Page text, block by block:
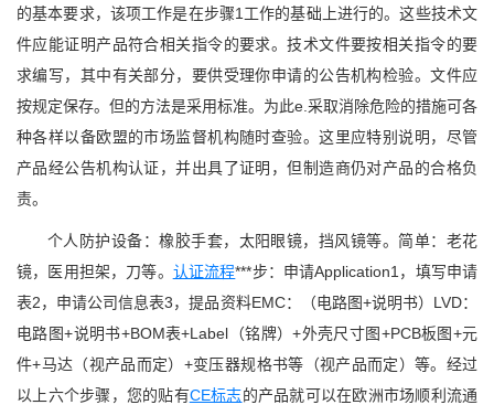
的基本要求，该项工作是在步骤1工作的基础上进行的。这些技术文
件应能证明产品符合相关指令的要求。技术文件要按相关指令的要
求编写，其中有关部分，要供受理你申请的公告机构检验。文件应
按规定保存。但的方法是采用标准。为此e.采取消除危险的措施可各
种各样以备欧盟的市场监督机构随时查验。这里应特别说明，尽管
产品经公告机构认证，并出具了证明，但制造商仍对产品的合格负
责。
个人防护设备：橡胶手套，太阳眼镜，挡风镜等。简单：老花
镜，医用担架，刀等。 认证流程***步：申请Application1，填写申请
表2，申请公司信息表3，提品资料EMC：（电路图+说明书）LVD：
电路图+说明书+BOM表+Label（铭牌）+外壳尺寸图+PCB板图+元
件+马达（视产品而定）+变压器规格书等（视产品而定）等。经过
以上六个步骤，您的贴有CE标志的产品就可以在欧洲市场顺利流通